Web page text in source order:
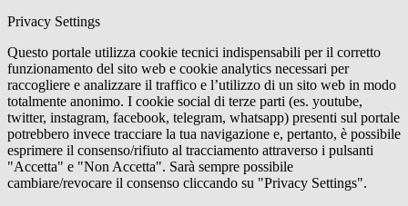
Privacy Settings
Questo portale utilizza cookie tecnici indispensabili per il corretto
funzionamento del sito web e cookie analytics necessari per
raccogliere e analizzare il traffico e l’utilizzo di un sito web in modo
totalmente anonimo. I cookie social di terze parti (es. youtube,
twitter, instagram, facebook, telegram, whatsapp) presenti sul portale
potrebbero invece tracciare la tua navigazione e, pertanto, è possibile
esprimere il consenso/rifiuto al tracciamento attraverso i pulsanti
"Accetta" e "Non Accetta". Sarà sempre possibile
cambiare/revocare il consenso cliccando su "Privacy Settings".